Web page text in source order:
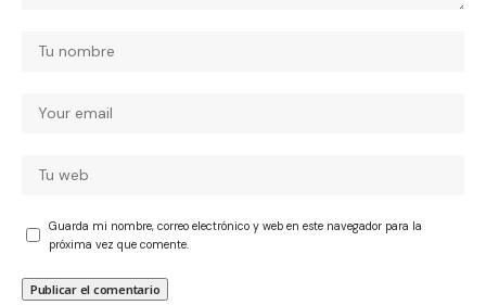
Guarda mi nombre, correo electrónico y web en este navegador para la
próxima vez que comente.